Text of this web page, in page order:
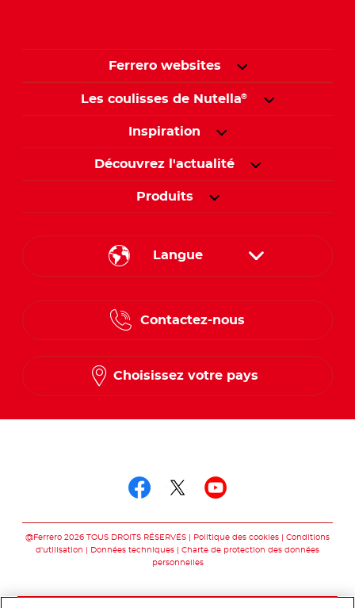
Ferrero websites
Les coulisses de Nutella®
Inspiration
Découvrez l'actualité
Produits
Langue
French
Contactez-nous
Choisissez votre pays
@Ferrero 2026 TOUS DROITS RÉSERVÉS Politique des cookies
Conditions
d'utilisation
Données techniques
Charte de protection des données
personnelles